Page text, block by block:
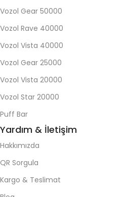
Vozol Gear 50000
Vozol Rave 40000
Vozol Vista 40000
Vozol Gear 25000
Vozol Vista 20000
Vozol Star 20000
Puff Bar
Yardım & İletişim
Hakkımızda
QR Sorgula
Kargo & Teslimat